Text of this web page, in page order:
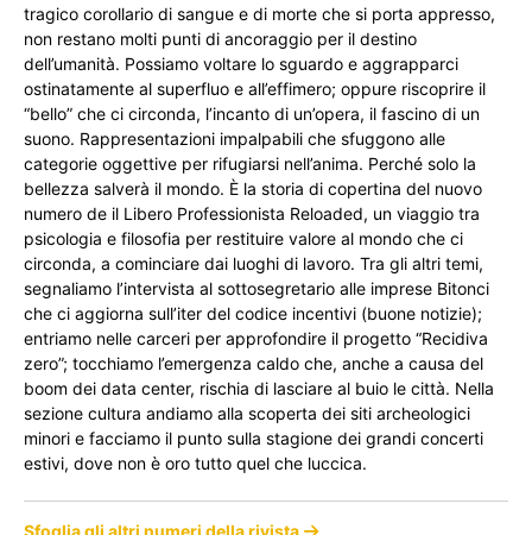
tragico corollario di sangue e di morte che si porta appresso,
non restano molti punti di ancoraggio per il destino
dell’umanità. Possiamo voltare lo sguardo e aggrapparci
ostinatamente al superfluo e all’effimero; oppure riscoprire il
“bello” che ci circonda, l’incanto di un’opera, il fascino di un
suono. Rappresentazioni impalpabili che sfuggono alle
categorie oggettive per rifugiarsi nell’anima. Perché solo la
bellezza salverà il mondo. È la storia di copertina del nuovo
numero de il Libero Professionista Reloaded, un viaggio tra
psicologia e filosofia per restituire valore al mondo che ci
circonda, a cominciare dai luoghi di lavoro. Tra gli altri temi,
segnaliamo l’intervista al sottosegretario alle imprese Bitonci
che ci aggiorna sull’iter del codice incentivi (buone notizie);
entriamo nelle carceri per approfondire il progetto “Recidiva
zero”; tocchiamo l’emergenza caldo che, anche a causa del
boom dei data center, rischia di lasciare al buio le città. Nella
sezione cultura andiamo alla scoperta dei siti archeologici
minori e facciamo il punto sulla stagione dei grandi concerti
estivi, dove non è oro tutto quel che luccica.
Sfoglia gli altri numeri della rivista